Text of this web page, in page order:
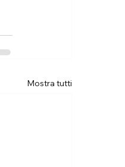
Mostra tutti